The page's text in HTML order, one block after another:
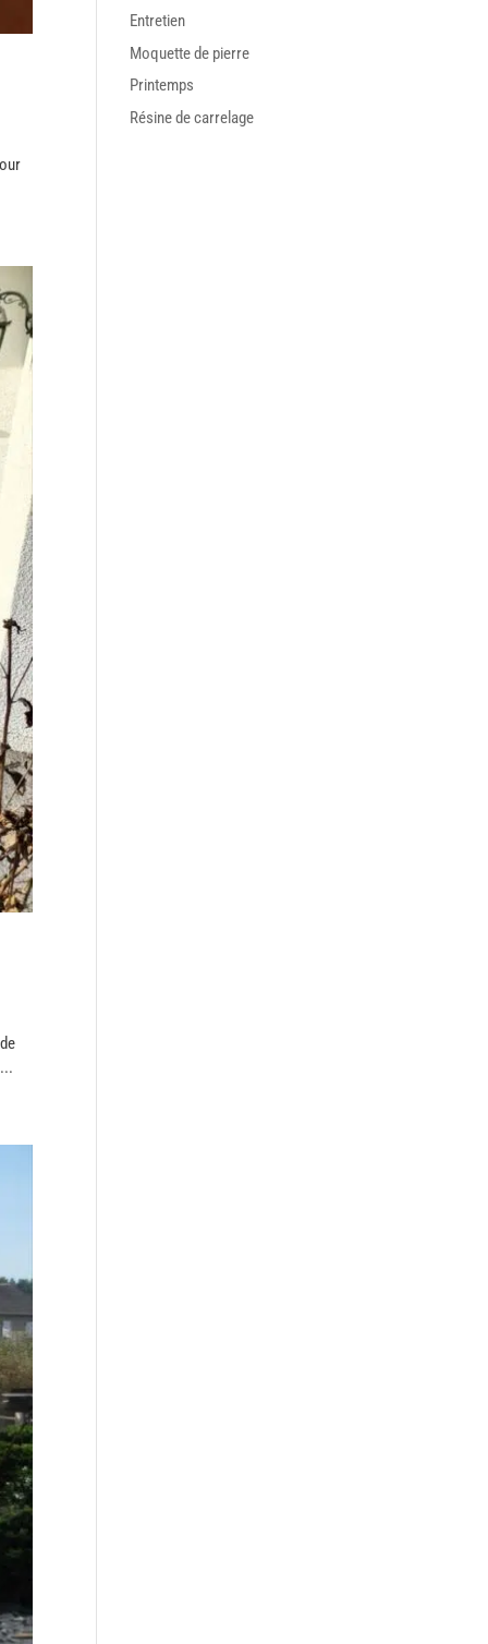
Entretien
Moquette de pierre
Printemps
Résine de carrelage